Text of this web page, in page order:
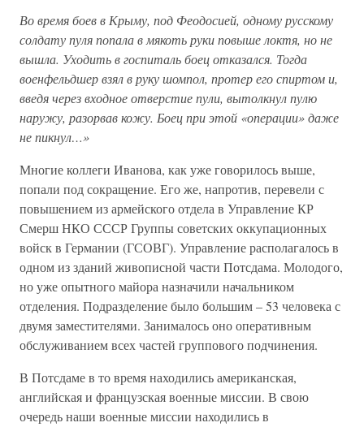
Во время боев в Крыму, под Феодосией, одному русскому
солдату пуля попала в мякоть руки повыше локтя, но не
вышла. Уходить в госпиталь боец отказался. Тогда
военфельдшер взял в руку шомпол, протер его спиртом и,
введя через входное отверстие пули, вытолкнул пулю
наружу, разорвав кожу. Боец при этой «операции» даже
не пикнул…»
Многие коллеги Иванова, как уже говорилось выше,
попали под сокращение. Его же, напротив, перевели с
повышением из армейского отдела в Управление КР
Смерш НКО СССР Группы советских оккупационных
войск в Германии (ГСОВГ). Управление располагалось в
одном из зданий живописной части Потсдама. Молодого,
но уже опытного майора назначили начальником
отделения. Подразделение было большим – 53 человека с
двумя заместителями. Занималось оно оперативным
обслуживанием всех частей группового подчинения.
В Потсдаме в то время находились американская,
английская и французская военные миссии. В свою
очередь наши военные миссии находились в